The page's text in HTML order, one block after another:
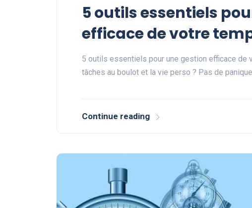
5 outils essentiels
efficace de votre
5 outils essentiels pour une gestion efficace de
tâches au boulot et la vie perso ? Pas de
Continue reading